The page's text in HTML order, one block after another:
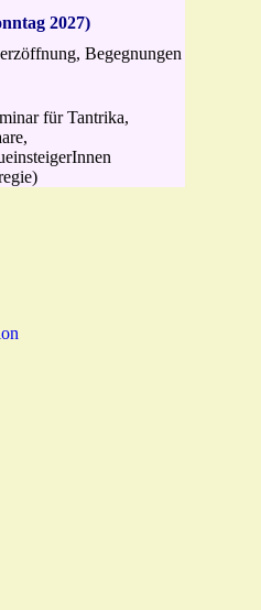
2027)
Begegnungen
für Tantrika,